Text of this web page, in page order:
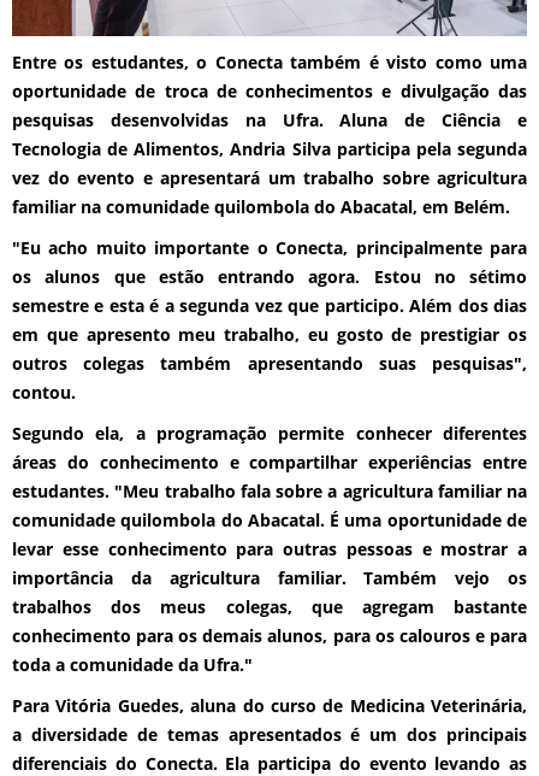
Entre os estudantes, o Conecta também é visto como uma
oportunidade de troca de conhecimentos e divulgação das
pesquisas desenvolvidas na Ufra. Aluna de Ciência e
Tecnologia de Alimentos, Andria Silva participa pela segunda
vez do evento e apresentará um trabalho sobre agricultura
familiar na comunidade quilombola do Abacatal, em Belém.
"Eu acho muito importante o Conecta, principalmente para
os alunos que estão entrando agora. Estou no sétimo
semestre e esta é a segunda vez que participo. Além dos dias
em que apresento meu trabalho, eu gosto de prestigiar os
outros colegas também apresentando suas pesquisas",
contou.
Segundo ela, a programação permite conhecer diferentes
áreas do conhecimento e compartilhar experiências entre
estudantes. "Meu trabalho fala sobre a agricultura familiar na
comunidade quilombola do Abacatal. É uma oportunidade de
levar esse conhecimento para outras pessoas e mostrar a
importância da agricultura familiar. Também vejo os
trabalhos dos meus colegas, que agregam bastante
conhecimento para os demais alunos, para os calouros e para
toda a comunidade da Ufra."
Para Vitória Guedes, aluna do curso de Medicina Veterinária,
a diversidade de temas apresentados é um dos principais
diferenciais do Conecta. Ela participa do evento levando as